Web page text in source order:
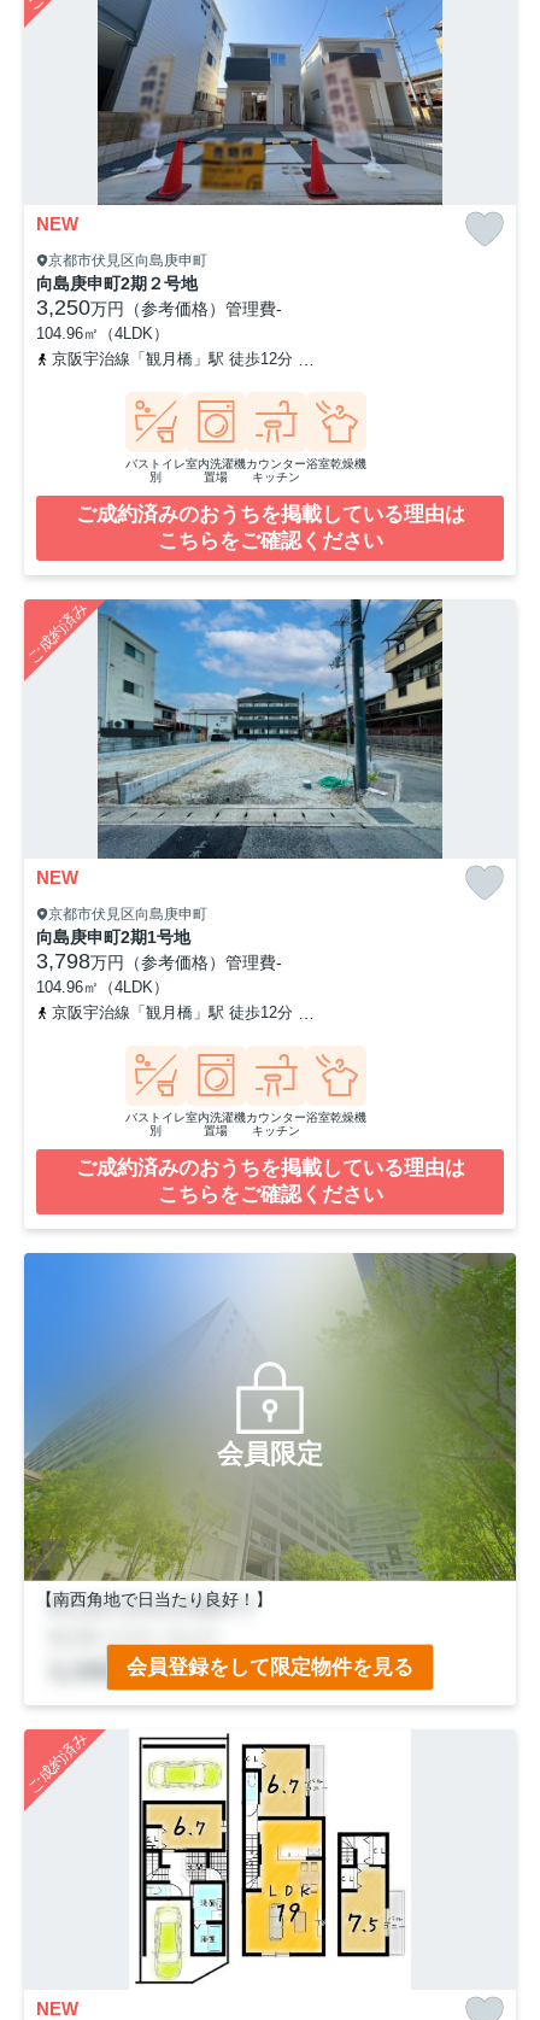
NEW
京都市伏見区向島庚申町
向島庚申町2期２号地
3,250万円（参考価格） 管理費-
104.96㎡（4LDK）
京阪宇治線「観月橋」駅 徒歩12分
バストイレ
別
室内洗濯機
置場
カウンター
キッチン
浴室乾燥機
ご成約済みのおうちを掲載している理由は
こちらをご確認ください
ご成約済み
NEW
京都市伏見区向島庚申町
向島庚申町2期1号地
3,798万円（参考価格） 管理費-
104.96㎡（4LDK）
京阪宇治線「観月橋」駅 徒歩12分
バストイレ
別
室内洗濯機
置場
カウンター
キッチン
浴室乾燥機
ご成約済みのおうちを掲載している理由は
こちらをご確認ください
会員限定
【南西角地で日当たり良好！】
■京阪「観月橋」駅徒歩８分！
■角地につき日当たり＆通風良好♪
■間取り充実の６ＬＤＫ！
■新築用地としても！建物プラン作成いたします♪
会員登録をして限定物件を見る
ご成約済み
NEW